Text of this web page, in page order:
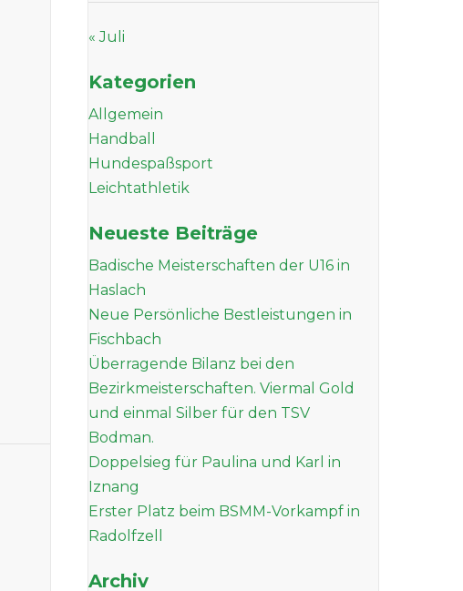
« Juli
Kategorien
Allgemein
Handball
Hundespaßsport
Leichtathletik
Neueste Beiträge
Badische Meisterschaften der U16 in
Haslach
Neue Persönliche Bestleistungen in
Fischbach
Überragende Bilanz bei den
Bezirkmeisterschaften. Viermal Gold
und einmal Silber für den TSV
Bodman.
Doppelsieg für Paulina und Karl in
Iznang
Erster Platz beim BSMM-Vorkampf in
Radolfzell
Archiv